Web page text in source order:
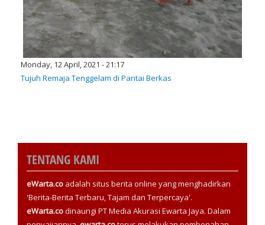
Monday, 12 April, 2021 - 21:17
Tujuh Remaja Tenggelam di Pantai Berkas
TENTANG KAMI
eWarta.co adalah situs berita online yang menghadirkan
'Berita-Berita Terbaru, Tajam dan Terpercaya'.
eWarta.codinaungi PT Media Akurasi Ewarta Jaya. Dalam